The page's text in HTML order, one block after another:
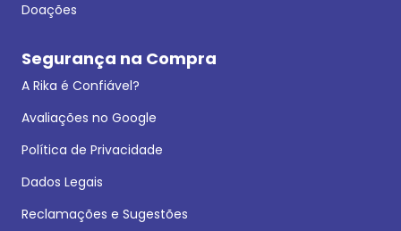
Doações
Segurança na Compra
A Rika é Confiável?
Avaliações no Google
Política de Privacidade
Dados Legais
Reclamações e Sugestões